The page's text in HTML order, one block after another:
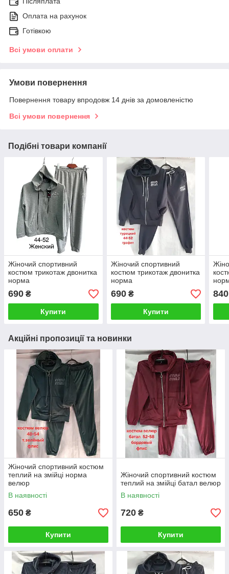
Оплата на рахунок
Готівкою
Всі умови оплати
Умови повернення
Повернення товару впродовж 14 днів за домовленістю
Всі умови повернення
Подібні товари компанії
Жіночий спортивний
костюм трикотаж двонитка
норма
690 ₴
Купити
Жіночий спортивний
костюм трикотаж двонитка
норма
690₴
Купити
840
Акційні пропозиції та новинки
Жіночий спортивний костюм
теплий на змійці норма
велюр
В наявності
650 ₴
Купити
Жіночий спортивний костюм
теплий на змійці батал велюр
В наявності
720 ₴
Купити